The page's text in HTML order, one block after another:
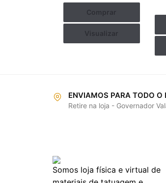
Comprar
Visualizar
ENVIAMOS PARA TODO O
Retire na loja - Governador
Somos loja física e virtual de